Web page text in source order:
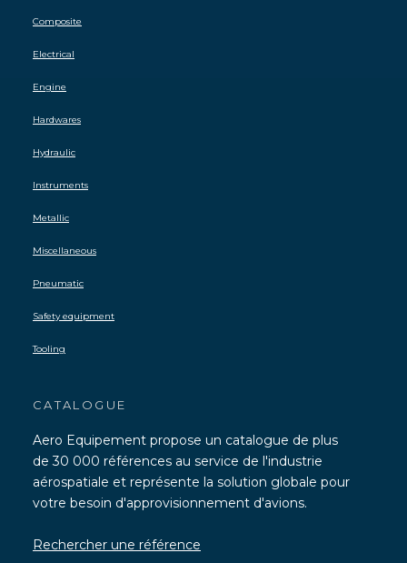
Composite
Electrical
Engine
Hardwares
Hydraulic
Instruments
Metallic
Miscellaneous
Pneumatic
Safety equipment
Tooling
CATALOGUE
Aero Equipement propose un catalogue de plus
de 30 000 références au service de l'industrie
aérospatiale et représente la solution globale pour
votre besoin d'approvisionnement d'avions.
Rechercher une référence